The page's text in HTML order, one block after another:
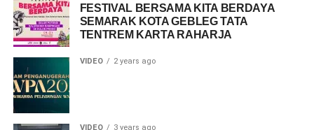
FESTIVAL BERSAMA KITA BERDAYA
SEMARAK KOTA GEBLEG TATA
TENTREM KARTA RAHARJA
VIDEO 2 years ago
VIDEO 3 years ago